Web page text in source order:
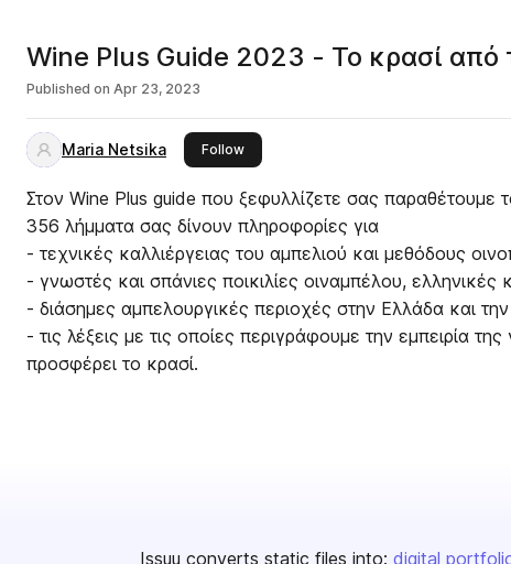
Wine Plus Guide 2023 - Το κρασί
Published on Apr 23, 2023
Maria Netsika Followthis publisher
Στον Wine Plus guide που ξεφυλλίζετε σας παραθέτουμε
356 λήμματα σας δίνουν πληροφορίες για
- τεχνικές καλλιέργειας του αμπελιού και μεθόδους
- γνωστές και σπάνιες ποικιλίες οιναμπέλου, ελληνικές
- διάσημες αμπελουργικές περιοχές στην Ελλάδα και την υπόλοιπη υφήλιο,
- τις λέξεις με τις οποίες περιγράφουμε την εμπειρία
προσφέρει το κρασί.
Issuu converts static files into: digital